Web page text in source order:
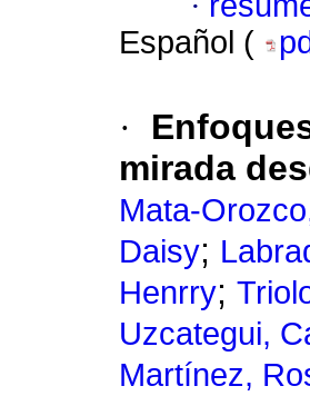
Español (
·
mirada
Mata-
Daisy;
Henrry;
Uzcategui,
Martínez,